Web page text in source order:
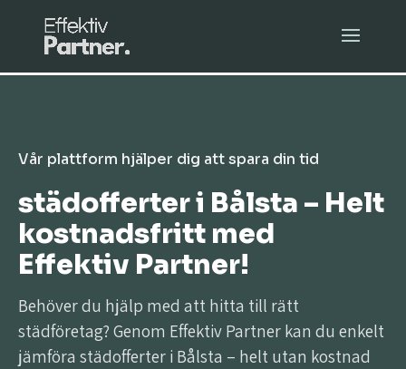
Vår plattform hjälper dig att spara din tid
städofferter i Bålsta – Helt
kostnadsfritt med
Effektiv Partner!
Behöver du hjälp med att hitta till rätt
städföretag? Genom Effektiv Partner kan du enkelt
jämföra städofferter i Bålsta – helt utan kostnad